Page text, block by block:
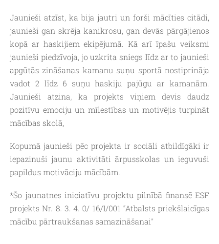
Jaunieši atzīst, ka bija jautri un forši mācīties citādi,
jaunieši gan skrēja kanikrosu, gan devās pārgājienos
kopā ar haskijiem ekipējumā. Kā arī īpašu veiksmi
jaunieši piedzīvoja, jo uzkrita sniegs līdz ar to jaunieši
apgūtās zināšanas kamanu suņu sportā nostiprināja
vadot 2 līdz 6 suņu haskiju pajūgu ar kamanām.
Jaunieši atzina, ka projekts viņiem devis daudz
pozitīvu emociju un mīlestības un motivējis turpināt
mācības skolā,
Kopumā jaunieši pēc projekta ir sociāli atbildīgāki ir
iepazinuši jaunu aktivitāti ārpusskolas un ieguvuši
papildus motivāciju mācībām.
*Šo jaunatnes iniciatīvu projektu pilnībā finansē ESF
projekts Nr. 8. 3. 4. 0/ 16/I/001 “Atbalsts priekšlaicīgas
mācību pārtraukšanas samazināšanai"